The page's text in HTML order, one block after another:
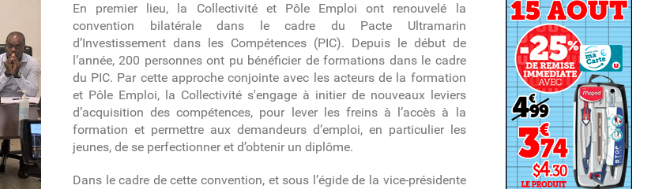
En premier lieu, la Collectivité et Pôle Emploi ont renouvelé la
convention bilatérale dans le cadre du Pacte Ultramarin
d’Investissement dans les Compétences (PIC). Depuis le début de
l’année, 200 personnes ont pu bénéficier de formations dans le cadre
du PIC. Par cette approche conjointe avec les acteurs de la formation
et Pôle Emploi, la Collectivité s'engage à initier de nouveaux leviers
d’acquisition des compétences, pour lever les freins à l’accès à la
formation et permettre aux demandeurs d’emploi, en particulier les
jeunes, de se perfectionner et d’obtenir un diplôme.
Dans le cadre de cette convention, et sous l’égide de la vice-présidente